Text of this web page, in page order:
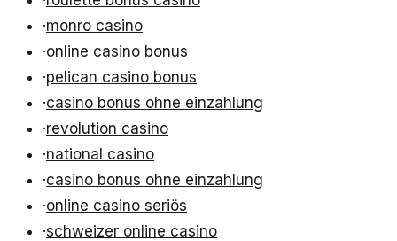
·monro casino
·online casino bonus
·pelican casino bonus
·casino bonus ohne einzahlung
·revolution casino
·national casino
·casino bonus ohne einzahlung
·online casino seriös
·schweizer online casino